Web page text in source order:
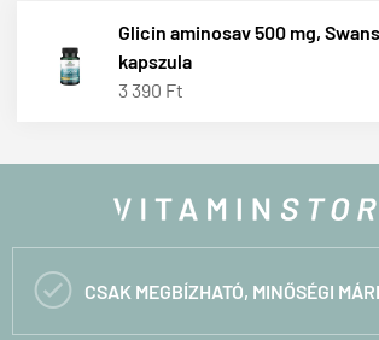
Glicin aminosav 500 mg,
kapszula
3 390 Ft
 CSAK MEGBÍZHATÓ, MINŐSÉGI